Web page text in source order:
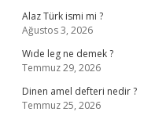
Alaz Türk ismi mi ?
Ağustos 3, 2026
Wıde leg ne demek ?
Temmuz 29, 2026
Dinen amel defteri nedir ?
Temmuz 25, 2026